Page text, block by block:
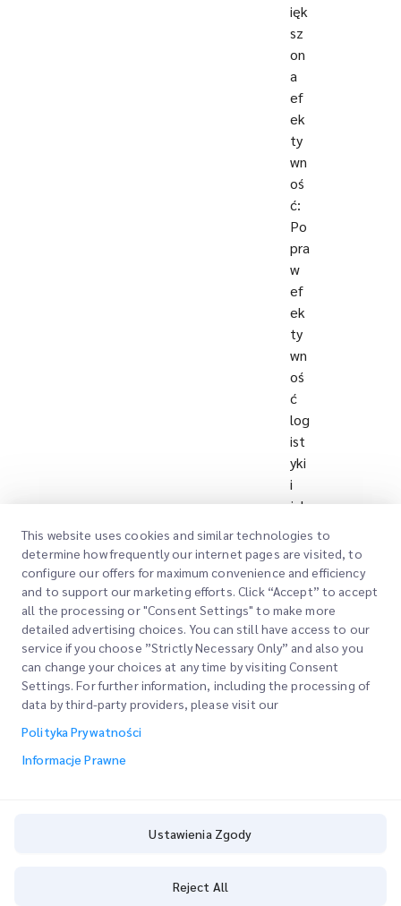
ięk
sz
on
a
ef
ek
ty
wn
oś
ć:
Po
pra
w
ef
ek
ty
wn
oś
ć
log
ist
yki
i
jak
oś
ć
dzi
ęki
inn
ow
acy
jny
m
This website uses cookies and similar technologies to
determine how frequently our internet pages are visited, to
configure our offers for maximum convenience and efficiency
and to support our marketing efforts. Click “Accept” to accept
all the processing or "Consent Settings" to make more
detailed advertising choices. You can still have access to our
service if you choose ”Strictly Necessary Only” and also you
can change your choices at any time by visiting Consent
Settings. For further information, including the processing of
data by third-party providers, please visit our
Polityka Prywatności
Informacje Prawne
Ustawienia Zgody
Reject All